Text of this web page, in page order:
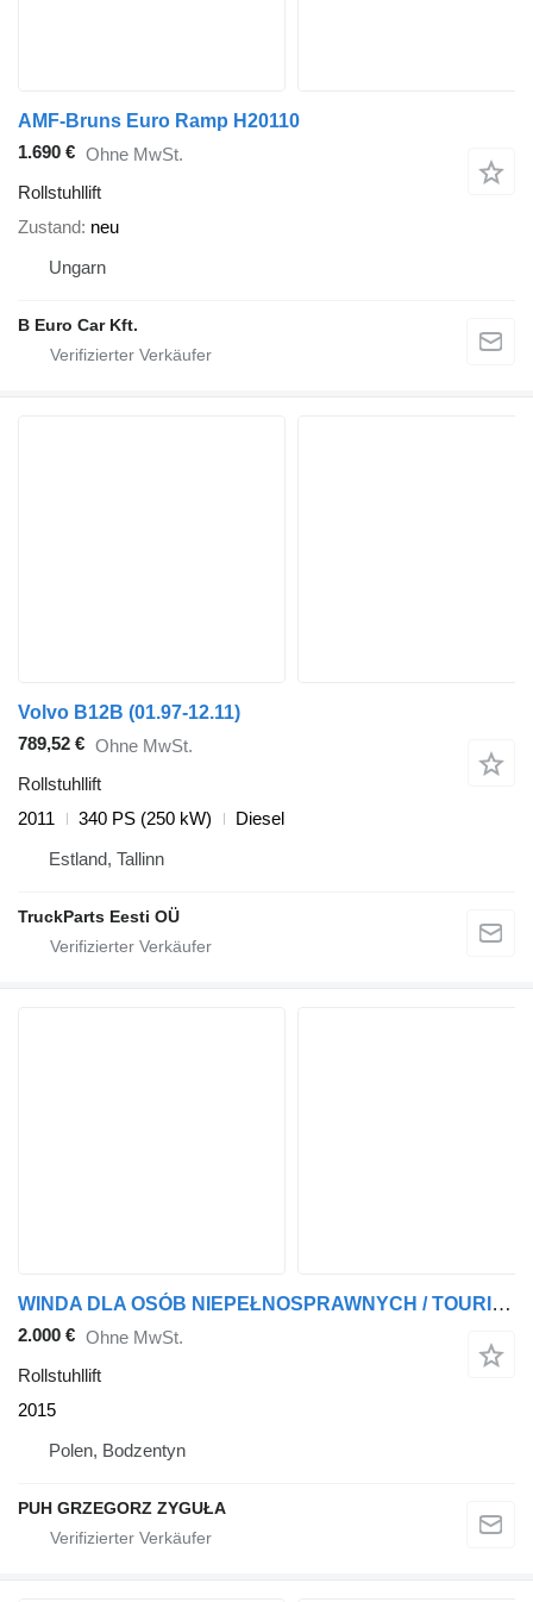
AMF-Bruns Euro Ramp H20110
1.690 € Ohne MwSt.
Rollstuhllift
Zustand neu
Ungarn
B Euro Car Kft.
Volvo B12B (01.97-12.11)
789,52 € Ohne MwSt.
Rollstuhllift
2011
340 PS (250 kW)
Diesel
Estland, Tallinn
TruckParts Eesti OÜ
WINDA DLA OSÓB NIEPEŁNOSPRAWNYCH / TOURISMO
2.000 € Ohne MwSt.
Rollstuhllift
2015
Polen, Bodzentyn
PUH GRZEGORZ ZYGUŁA